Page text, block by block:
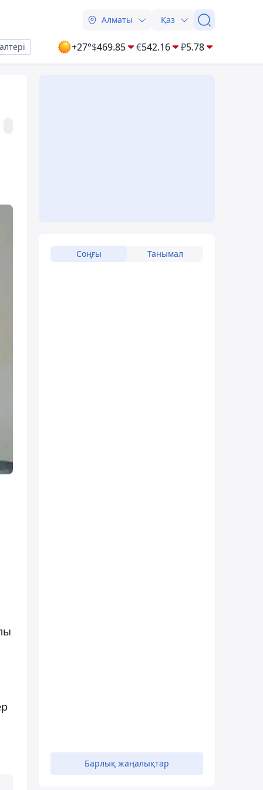
Алматы Қаз
+27°$469.85 €542.16 ₽5.78
Соңғы Танымал
Барлық жаңалықтар